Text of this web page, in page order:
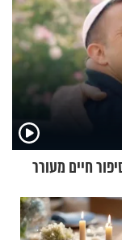
חיים מעורר